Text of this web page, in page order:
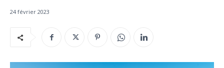
24 février 2023